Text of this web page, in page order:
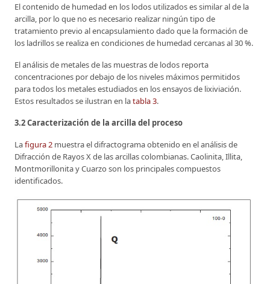
El contenido de humedad en los lodos utilizados es similar al de la
arcilla, por lo que no es necesario realizar ningún tipo de
tratamiento previo al encapsulamiento dado que la formación de
los ladrillos se realiza en condiciones de humedad cercanas al 30 %.
El análisis de metales de las muestras de lodos reporta
concentraciones por debajo de los niveles máximos permitidos
para todos los metales estudiados en los ensayos de lixiviación.
Estos resultados se ilustran en latabla 3.
3.2 Caracterización de la arcilla del proceso
Lafigura 2 muestra el difractograma obtenido en el análisis de
Difracción de Rayos X de las arcillas colombianas. Caolinita, Illita,
Montmorillonita y Cuarzo son los principales compuestos
identificados.